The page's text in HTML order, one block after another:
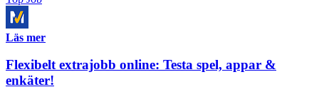
Läs mer
Flexibelt extrajobb online: Testa spel, appar &
enkäter!